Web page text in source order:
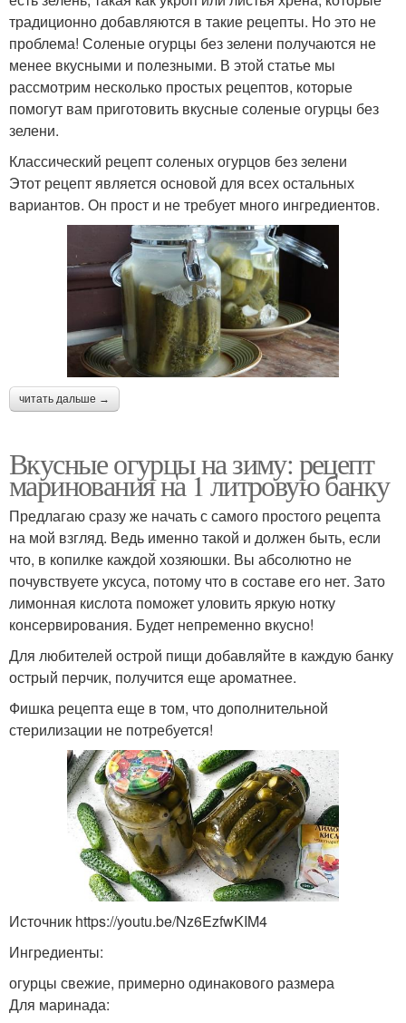
традиционно добавляются в такие рецепты. Но это не
проблема! Соленые огурцы без зелени получаются не
менее вкусными и полезными. В этой статье мы
рассмотрим несколько простых рецептов, которые
помогут вам приготовить вкусные соленые огурцы без
зелени.
Классический рецепт соленых огурцов без зелени
Этот рецепт является основой для всех остальных
вариантов. Он прост и не требует много ингредиентов.
читать дальше →
Вкусные огурцы на зиму: рецепт
маринования на 1 литровую банку
Предлагаю сразу же начать с самого простого рецепта
на мой взгляд. Ведь именно такой и должен быть, если
что, в копилке каждой хозяюшки. Вы абсолютно не
почувствуете уксуса, потому что в составе его нет. Зато
лимонная кислота поможет уловить яркую нотку
консервирования. Будет непременно вкусно!
Для любителей острой пищи добавляйте в каждую банку
острый перчик, получится еще ароматнее.
Фишка рецепта еще в том, что дополнительной
стерилизации не потребуется!
Источник https://youtu.be/Nz6EzfwKIM4
Ингредиенты:
огурцы свежие, примерно одинакового размера
Для маринада: